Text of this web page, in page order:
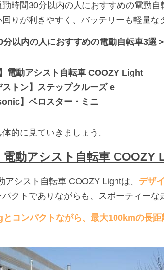
勤時間30分以内の人におすすめの電動
りが利きやすく、バッテリーも軽量な
分以内の人におすすめの電動自転車3選＞
電動アシスト自転車 COOZY Light
ストン】ステップクルーズ e
】ベロスター・ミニ
的に見ていきましょう。
電動アシスト自転車 COOZY
アシスト自転車 COOZY Lightは、 デザ
パクトでありながらも、スポーティーな
コンパクトながら、最大100kmの長